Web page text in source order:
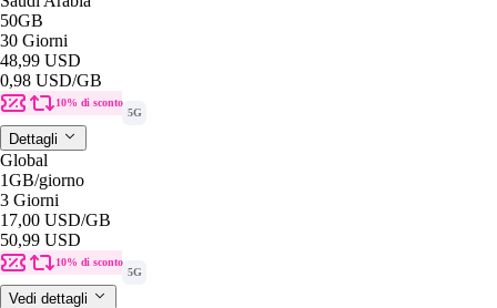
50GB
30 Giorni
48,99 USD
0,98 USD/GB
10% di sconto
5G
Dettagli
Global
1GB/giorno
3 Giorni
17,00 USD/GB
50,99 USD
10% di sconto
5G
Vedi dettagli